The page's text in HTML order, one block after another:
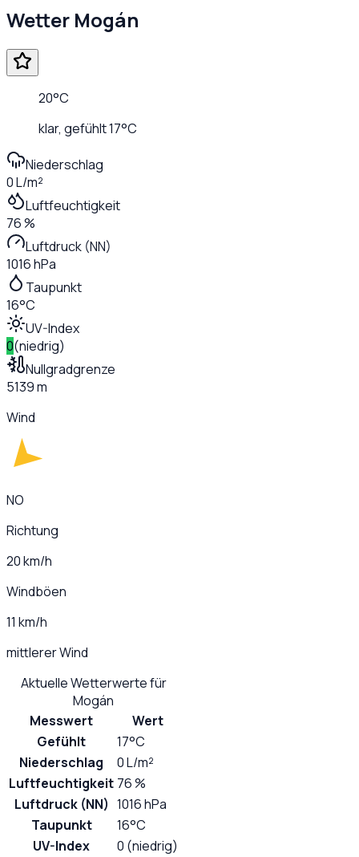
Wetter Mogán
20°C
klar, gefühlt17°C
Niederschlag
0 L/m²
Luftfeuchtigkeit
76 %
Luftdruck (NN)
1016 hPa
Taupunkt
16°C
UV-Index
0(niedrig)
Nullgradgrenze
5139 m
Wind
NO
Richtung
20 km/h
Windböen
11 km/h
mittlerer Wind
Aktuelle Wetterwerte für
Mogán
Messwert
Wert
Gefühlt
17°C
Niederschlag
0 L/m²
Luftfeuchtigkeit 76 %
Luftdruck (NN) 1016 hPa
Taupunkt
16°C
UV-Index
0 (niedrig)